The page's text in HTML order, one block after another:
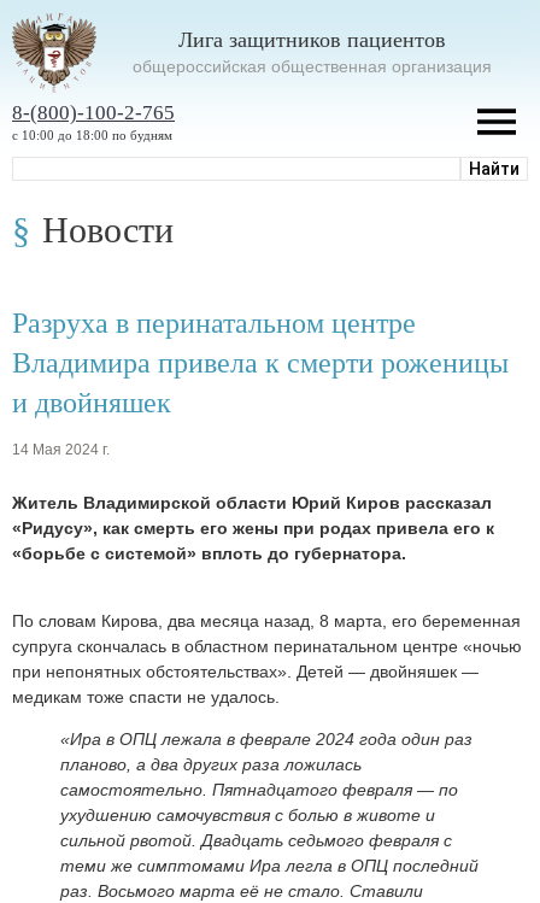
Лига защитников пациентов
oбщероссийская общественная организация
8-(800)-100-2-765
с 10:00 до 18:00 по будням
Новости
Разруха в перинатальном центре
Владимира привела к смерти роженицы
и двойняшек
14 Мая 2024 г.
Житель Владимирской области Юрий Киров рассказал
«Ридусу», как смерть его жены при родах привела его к
«борьбе с системой» вплоть до губернатора.
По словам Кирова, два месяца назад, 8 марта, его беременная
супруга скончалась в областном перинатальном центре «ночью
при непонятных обстоятельствах». Детей — двойняшек —
медикам тоже спасти не удалось.
«Ира в ОПЦ лежала в феврале 2024 года один раз
планово, а два других раза ложилась
самостоятельно. Пятнадцатого февраля — по
ухудшению самочувствия с болью в животе и
сильной рвотой. Двадцать седьмого февраля с
теми же симптомами Ира легла в ОПЦ последний
раз. Восьмого марта её не стало. Ставили